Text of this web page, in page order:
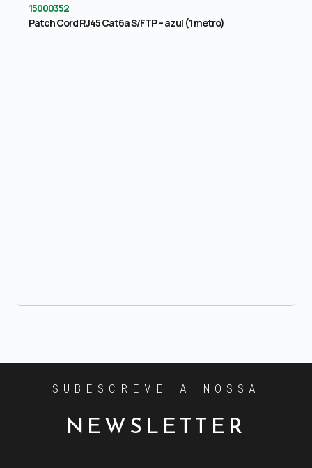
15000352
Patch Cord RJ45 Cat6a S/FTP – azul (1 metro)
SUBESCREVE A NOSSA
NEWSLETTER